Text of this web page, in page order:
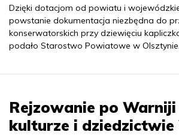
Dzięki dotacjom od powiatu i
powstanie dokumentacja niezbędna do
konserwatorskich przy dziewięciu
podało Starostwo Powiatowe w Olsztynie.
Rejzowanie po
kulturze i dziedzictwie